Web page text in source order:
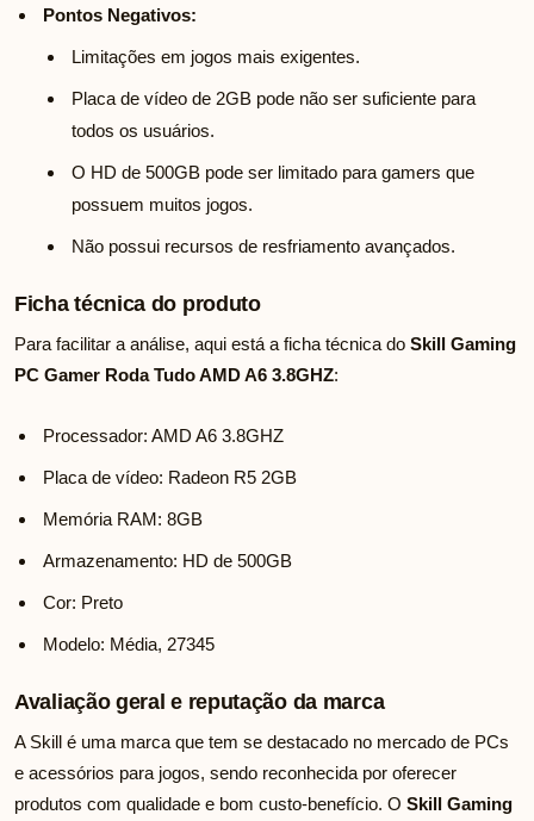
Pontos Negativos:
Limitações em jogos mais exigentes.
Placa de vídeo de 2GB pode não ser suficiente para
todos os usuários.
O HD de 500GB pode ser limitado para gamers que
possuem muitos jogos.
Não possui recursos de resfriamento avançados.
Ficha técnica do produto
Para facilitar a análise, aqui está a ficha técnica do Skill Gaming
PC Gamer Roda Tudo AMD A6 3.8GHZ:
Processador: AMD A6 3.8GHZ
Placa de vídeo: Radeon R5 2GB
Memória RAM: 8GB
Armazenamento: HD de 500GB
Cor: Preto
Modelo: Média, 27345
Avaliação geral e reputação da marca
A Skill é uma marca que tem se destacado no mercado de PCs
e acessórios para jogos, sendo reconhecida por oferecer
produtos com qualidade e bom custo-benefício. O Skill Gaming